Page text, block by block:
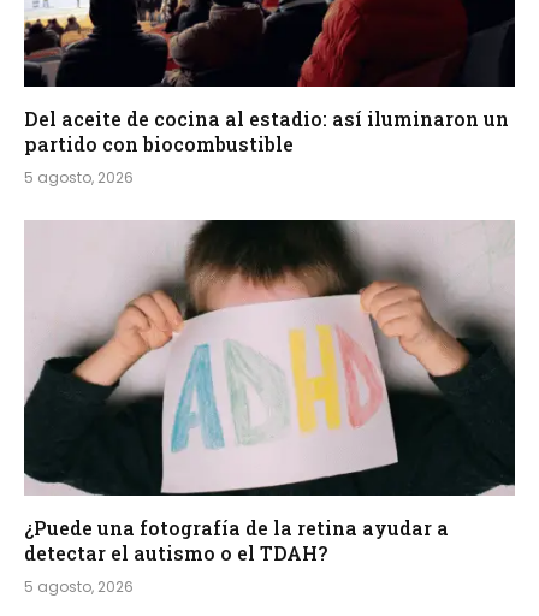
Del aceite de cocina al estadio: así iluminaron un
partido con biocombustible
5 agosto, 2026
¿Puede una fotografía de la retina ayudar a
detectar el autismo o el TDAH?
5 agosto, 2026